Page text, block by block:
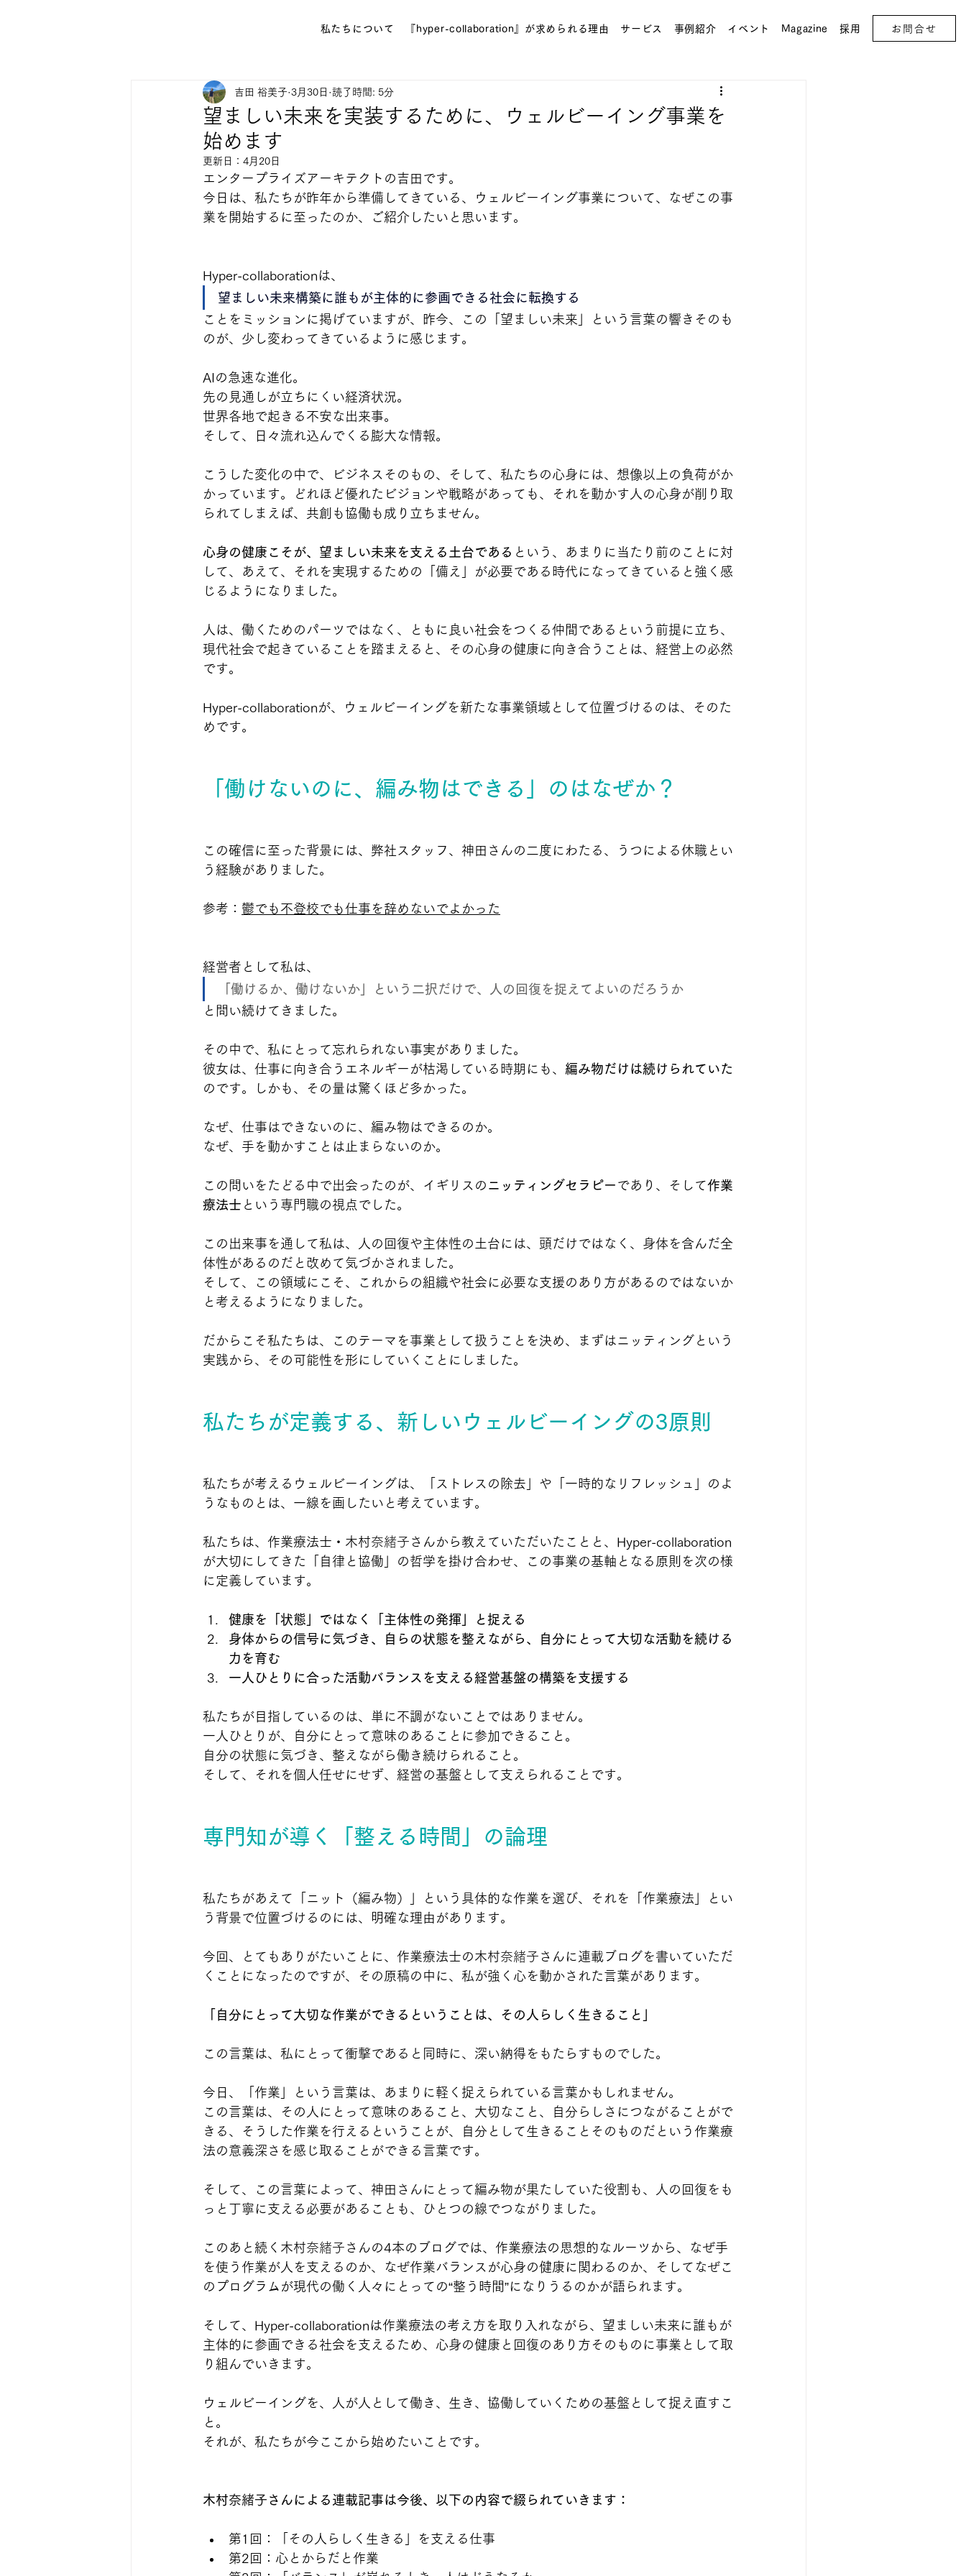
私たちについて 『hyper-collaboration』が求められる理由 サービス 事例紹介 イベント Magazine 採用 お問合せ
望ましい未来を実装するために、ウェルビーイング事業を
始めます
吉田 裕美子 3月30日 読了時間: 5分
更新日： 4月20日
エンタープライズアーキテクトの吉田です。
今日は、私たちが昨年から準備してきている、ウェルビーイング事業について、なぜこの事
業を開始するに至ったのか、ご紹介したいと思います。
Hyper-collaborationは、
望ましい未来構築に誰もが主体的に参画できる社会に転換する
ことをミッションに掲げていますが、昨今、この「望ましい未来」という言葉の響きそのも
のが、少し変わってきているように感じます。
AIの急速な進化。
先の見通しが立ちにくい経済状況。
世界各地で起きる不安な出来事。
そして、日々流れ込んでくる膨大な情報。
こうした変化の中で、ビジネスそのもの、そして、私たちの心身には、想像以上の負荷がか
かっています。どれほど優れたビジョンや戦略があっても、それを動かす人の心身が削り取
られてしまえば、共創も協働も成り立ちません。
心身の健康こそが、望ましい未来を支える土台である という、あまりに当たり前のことに対
して、あえて、それを実現するための「備え」が必要である時代になってきていると強く感
じるようになりました。
人は、働くためのパーツではなく、ともに良い社会をつくる仲間であるという前提に立ち、
現代社会で起きていることを踏まえると、その心身の健康に向き合うことは、経営上の必然
です。
Hyper-collaborationが、ウェルビーイングを新たな事業領域として位置づけるのは、そのた
めです。
「働けないのに、編み物はできる」のはなぜか？
この確信に至った背景には、弊社スタッフ、神田さんの二度にわたる、うつによる休職とい
う経験がありました。
参考： 鬱でも不登校でも仕事を辞めないでよかった
経営者として私は、
「働けるか、働けないか」という二択だけで、人の回復を捉えてよいのだろうか
と問い続けてきました。
その中で、私にとって忘れられない事実がありました。
彼女は、仕事に向き合うエネルギーが枯渇している時期にも、 編み物だけは続けられていた
のです。しかも、その量は驚くほど多かった。
なぜ、仕事はできないのに、編み物はできるのか。
なぜ、手を動かすことは止まらないのか。
この問いをたどる中で出会ったのが、イギリスの ニッティングセラピー であり、そして作業
療法士 という専門職の視点でした。
この出来事を通して私は、人の回復や主体性の土台には、頭だけではなく、身体を含んだ全
体性があるのだと改めて気づかされました。
そして、この領域にこそ、これからの組織や社会に必要な支援のあり方があるのではないか
と考えるようになりました。
だからこそ私たちは、このテーマを事業として扱うことを決め、まずはニッティングという
実践から、その可能性を形にしていくことにしました。
私たちが定義する、新しいウェルビーイングの3原則
私たちが考えるウェルビーイングは、「ストレスの除去」や「一時的なリフレッシュ」のよ
うなものとは、一線を画したいと考えています。
私たちは、作業療法士・木村奈緒子 さんから教えていただいたことと、Hyper-collaboration
が大切にしてきた「自律と協働」の哲学を掛け合わせ、この事業の基軸となる原則を次の様
に定義しています。
健康を「状態」ではなく「主体性の発揮」と捉える
身体からの信号に気づき、自らの状態を整えながら、自分にとって大切な活動を続ける
力を育む
一人ひとりに合った活動バランスを支える経営基盤の構築を支援する
私たちが目指しているのは、単に不調がないことではありません。
一人ひとりが、自分にとって意味のあることに参加できること。
自分の状態に気づき、整えながら働き続けられること。
そして、それを個人任せにせず、経営の基盤として支えられることです。
専門知が導く「整える時間」の論理
私たちがあえて「ニット（編み物）」という具体的な作業を選び、それを「作業療法」とい
う背景で位置づけるのには、明確な理由があります。
今回、とてもありがたいことに、作業療法士の木村奈緒子 さんに連載ブログを書いていただ
くことになったのですが、その原稿の中に、私が強く心を動かされた言葉があります。
「自分にとって大切な作業ができるということは、その人らしく生きること」
この言葉は、私にとって衝撃であると同時に、深い納得をもたらすものでした。
今日、「作業」という言葉は、あまりに軽く捉えられている言葉かもしれません。
この言葉は、その人にとって意味のあること、大切なこと、自分らしさにつながることがで
きる、そうした作業を行えるということが、自分として生きることそのものだという作業療
法の意義深さを感じ取ることができる言葉です。
そして、この言葉によって、神田さんにとって編み物が果たしていた役割も、人の回復をも
っと丁寧に支える必要があることも、ひとつの線でつながりました。
このあと続く木村奈緒子 さんの4本のブログでは、作業療法の思想的なルーツから、なぜ手
を使う作業が人を支えるのか、なぜ作業バランスが心身の健康に関わるのか、そしてなぜこ
のプログラムが現代の働く人々にとっての“整う時間”になりうるのかが語られます。
そして、Hyper-collaborationは作業療法の考え方を取り入れながら、望ましい未来に誰もが
主体的に参画できる社会を支えるため、心身の健康と回復のあり方そのものに事業として取
り組んでいきます。
ウェルビーイングを、人が人として働き、生き、協働していくための基盤として捉え直すこ
と。
それが、私たちが今ここから始めたいことです。
木村奈緒子 さんによる連載記事は今後、以下の内容で綴られていきます：
第1回：「その人らしく生きる」を支える仕事
第2回：心とからだと作業